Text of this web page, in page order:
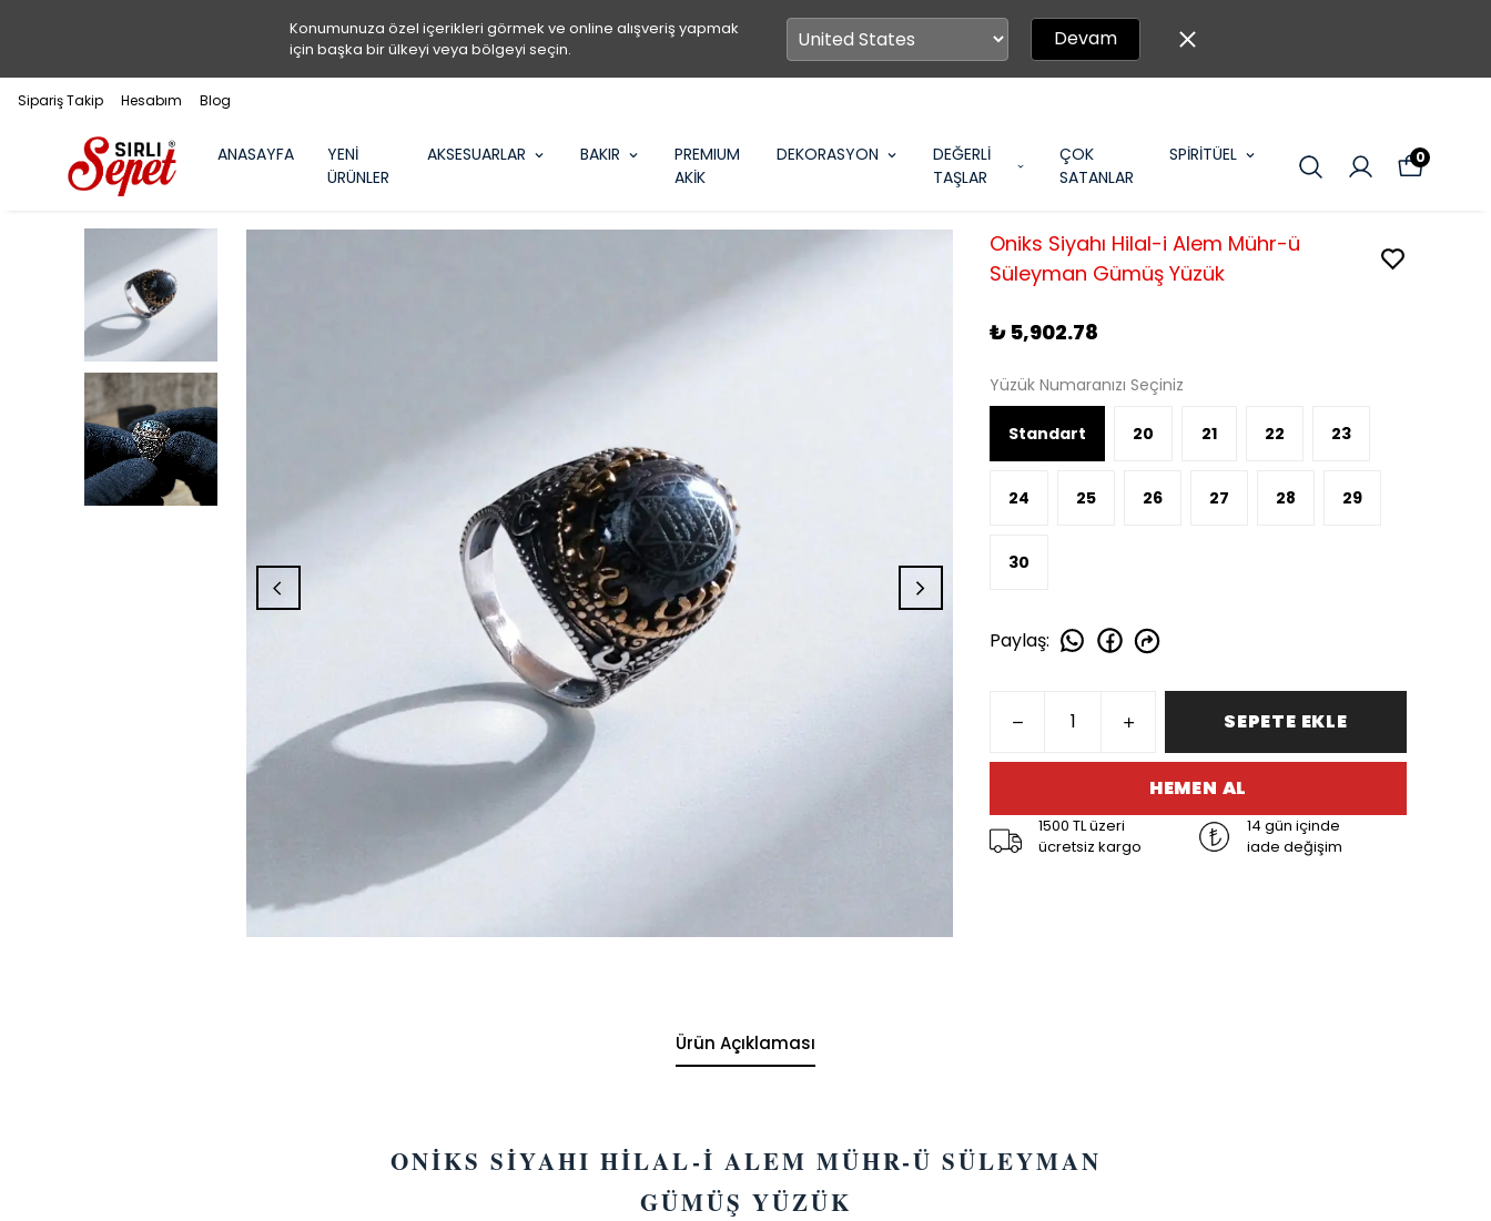
Konumunuza özel içerikleri görmek ve online alışveriş yapmak
için başka bir ülkeyi veya bölgeyi seçin.
Devam
Sipariş Takip Hesabım Blog
ANASAYFA
YENİ
ÜRÜNLER
AKSESUARLAR BAKIR
PREMIUM
AKİK
DEKORASYON
DEĞERLİ
TAŞLAR
ÇOK
SATANLAR
SPİRİTÜEL 0
Oniks Siyahı Hilal-i Alem Mühr-ü
Süleyman Gümüş Yüzük
₺ 5,902.78
Yüzük Numaranızı Seçiniz
Standart 20 21 22 23
24 25 26 27 28 29
30
Paylaş:
SEPETE EKLE
HEMEN AL
1500 TL üzeri
ücretsiz kargo
14 gün içinde
iade değişim
Ürün Açıklaması
ONİKS SİYAHI HİLAL-İ ALEM MÜHR-Ü SÜLEYMAN
GÜMÜŞ YÜZÜK